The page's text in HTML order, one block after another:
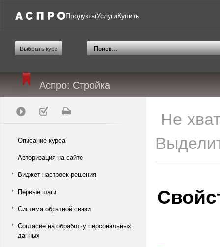
ПродуктыУслугиКупить
Выбрать курс
Аспро: Стройка
Описание курса
Авторизация на сайте
Виджет настроек решения
Первые шаги
Система обратной связи
Согласие на обработку персональных
данных
Не